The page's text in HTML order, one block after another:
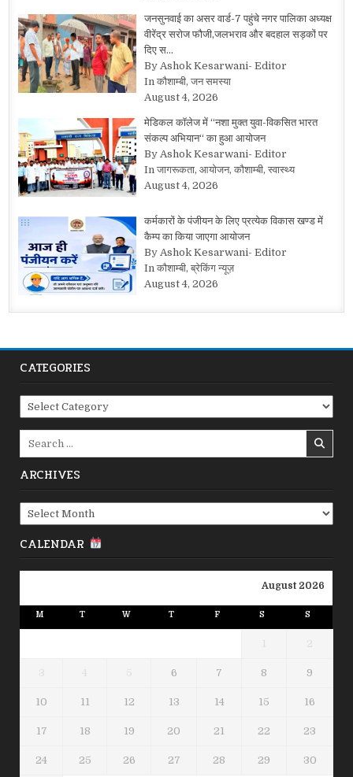
जनसुनवाई का असर वार्ड-7 पहुंचे नगर पालिका अध्यक्ष
वीरेंद्र सरोज फौजी,जलभराव और बदहाल सड़कों पर
दिए स…
By Ashok Kesarwani- Editor
In कौशाम्बी, जन समस्या
August 4, 2026
मेडिकल कॉलेज में “नशा मुक्त युवा-विकसित भारत
संकल्प अभियान“ का हुआ आयोजन
By Ashok Kesarwani- Editor
In जागरूकता, आयोजन, कौशाम्बी, स्वास्थ्य
August 4, 2026
कर्मकारों के पंजीयन के लिए प्रत्येक विकास खण्ड में
कैम्प का किया जाएगा आयोजन
By Ashok Kesarwani- Editor
In कौशाम्बी, ब्रेकिंग न्यूज़
August 4, 2026
CATEGORIES
Categories
ARCHIVES
Archives
CALENDAR
August 2026
M T W T F S S
1 2
3 4 5 6 7 8 9
10 11 12 13 14 15 16
17 18 19 20 21 22 23
24 25 26 27 28 29 30